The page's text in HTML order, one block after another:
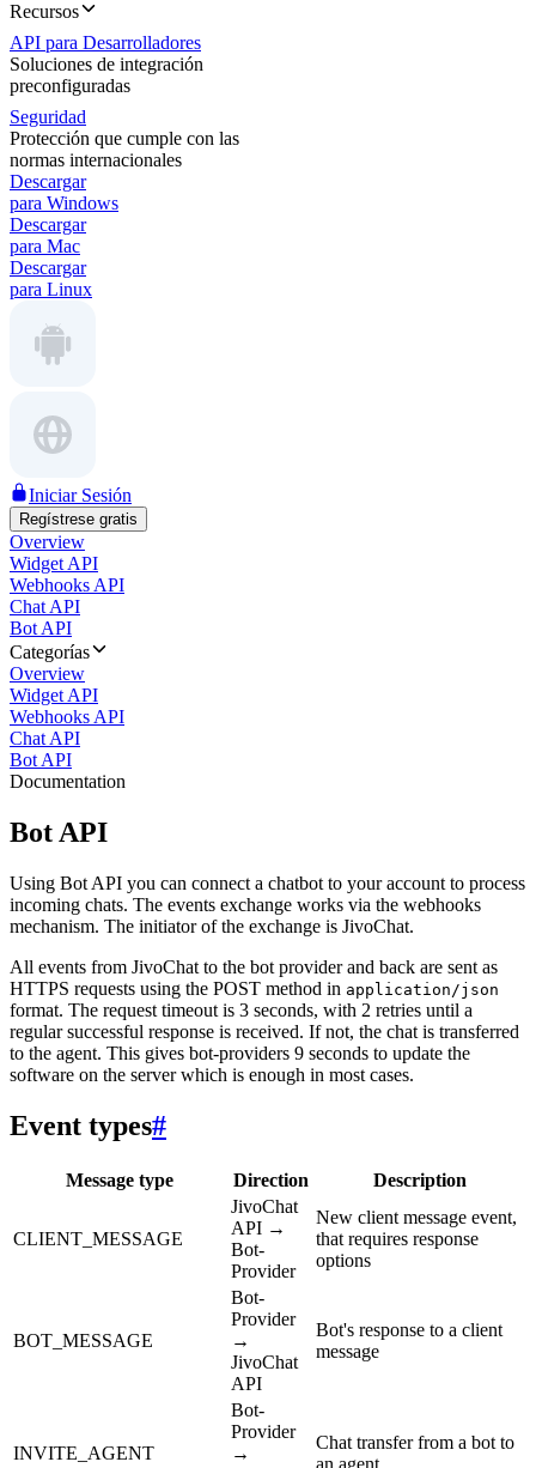
Recursos
API para Desarrolladores
Soluciones de integración
preconfiguradas
Seguridad
Protección que cumple con las
normas internacionales
Descargar
para Windows
Descargar
para Mac
Descargar
para Linux
Iniciar Sesión
Regístrese gratis
Overview
Widget API
Webhooks API
Chat API
Bot API
Categorías
Overview
Widget API
Webhooks API
Chat API
Bot API
Documentation
Bot API
Using Bot API you can connect a chatbot to your account to process
incoming chats. The events exchange works via the webhooks
mechanism. The initiator of the exchange is JivoChat.
All events from JivoChat to the bot provider and back are sent as
HTTPS requests using the POST method in application/json
format. The request timeout is 3 seconds, with 2 retries until a
regular successful response is received. If not, the chat is transferred
to the agent. This gives bot-providers 9 seconds to update the
software on the server which is enough in most cases.
Event types#
Message type Direction Description
CLIENT_MESSAGE
JivoChat
API →
Bot-
Provider
New client message event,
that requires response
options
BOT_MESSAGE
Bot-
Provider
→
JivoChat
API
Bot's response to a client
message
INVITE_AGENT
Bot-
Provider
→
Chat transfer from a bot to
an agent